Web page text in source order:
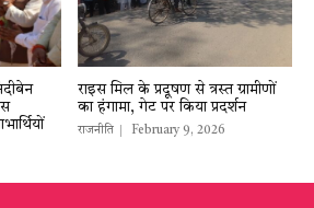
राइस मिल के प्रदूषण से त्रस्त ग्रामीणों
का हंगामा, गेट पर किया प्रदर्शन
राजनीति February 9, 2026